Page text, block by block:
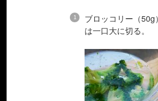
ブロッコリー（
は一口大に切る。